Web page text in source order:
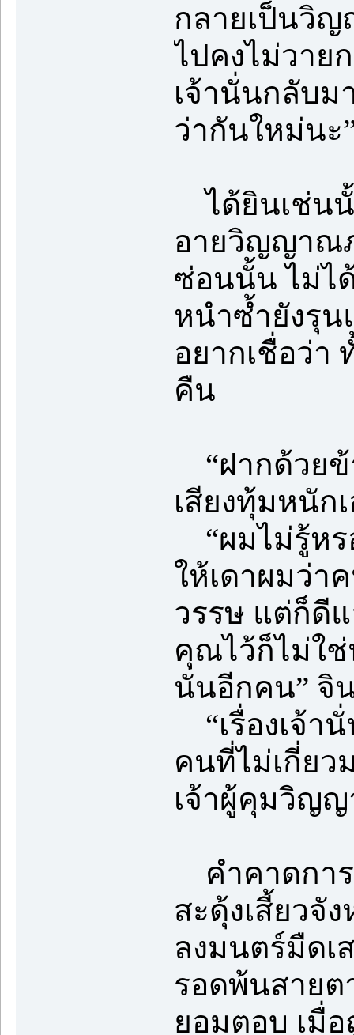
กลายเป็นวิ
ไปคงไม่วาย
เจ้านั่นกลับม
ว่ากันใหม่นะ
ได้ยินเช่นนั้
อายวิญญาณ
ซ่อนนั้น ไม่ไ
หนำซ้ำยังรุน
อยากเชื่อว่า
คืน
“ฝากด้วยข้
เสียงทุ้มหนัก
“ผมไม่รู้หร
ให้เดาผมว่า
วรรษ แต่ก็ดี
คุณไว้ก็ไม่ใ
นั่นอีกคน” จิ
“เรื่องเจ้า
คนที่ไม่เกี่ยว
เจ้าผู้คุมวิญ
คำคาดกา
สะดุ้งเสี้ยวจั
ลงมนตร์มืดเ
รอดพ้นสายต
ยอมตอบ เมื่